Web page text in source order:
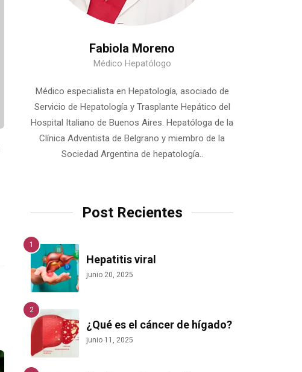
Fabiola Moreno
Médico Hepatólogo
Médico especialista en Hepatología, asociado de
Servicio de Hepatología y Trasplante Hepático del
Hospital Italiano de Buenos Aires. Hepatóloga de la
Clínica Adventista de Belgrano y miembro de la
Sociedad Argentina de hepatología..
Post Recientes
Hepatitis viral
junio 20, 2025
¿Qué es el cáncer de hígado?
junio 11, 2025